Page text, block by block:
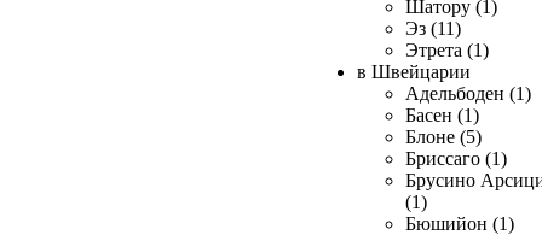
Шатору (1)
Эз (11)
Этрета (1)
в Швейцарии
Адельбоден (1)
Басен (1)
Блоне (5)
Бриссаго (1)
Брусино
(1)
Бюшийон (1)